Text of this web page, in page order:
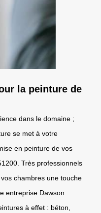
la peinture de
dans le domaine ;
se met à votre
en peinture de vos
Très professionnels
chambres une touche
entreprise Dawson
à effet : béton,